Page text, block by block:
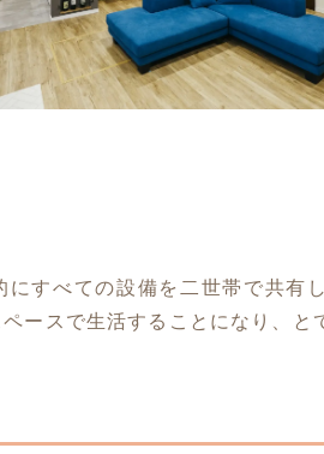
にすべての設備を二世帯で共有
ースで生活することになり、と